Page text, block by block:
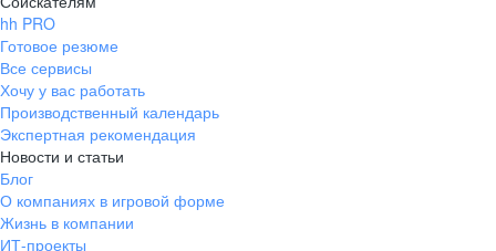
hh PRO
Готовое резюме
Все сервисы
Хочу у вас работать
Производственный календарь
Экспертная рекомендация
Новости и статьи
Блог
О компаниях в игровой форме
Жизнь в компании
ИТ-проекты